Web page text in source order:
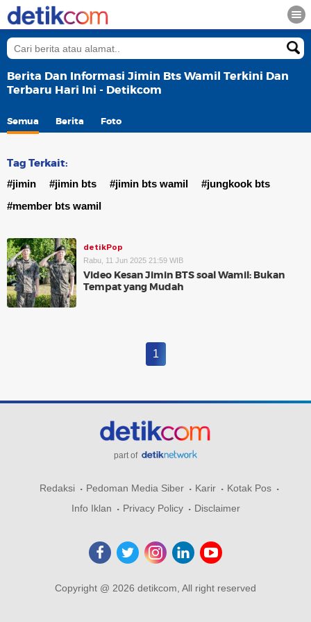
Berita Dan Informasi Jimin Bts Wamil Terkini Dan
Terbaru Hari Ini - Detikcom
Semua Berita Foto
Tag Terkait:
#jimin #jimin bts #jimin bts wamil
#jungkook bts
#member bts wamil
detikPop
Rabu, 11 Jun 2025 21:59 WIB
Video Kesan Jimin BTS soal Wamil: Bukan
Tempat yang Mudah
1
part of
Redaksi Pedoman Media Siber Karir
Kotak Pos
Info Iklan
Privacy Policy Disclaimer
Copyright @ 2026 detikcom, All right reserved